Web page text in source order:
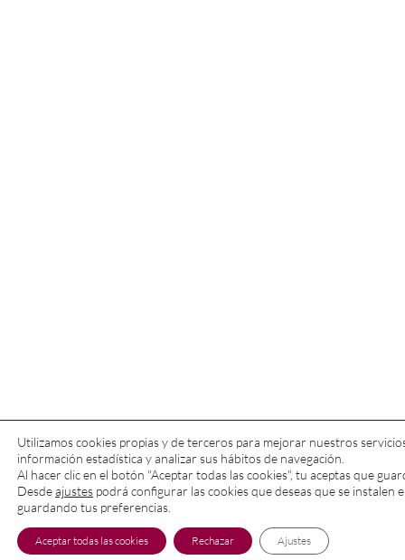
Utilizamos cookies propias y de terceros para mejorar nuestros
información estadística y analizar sus hábitos de navegación.
Al hacer clic en el botón "Aceptar todas las cookies", tu aceptas que
Desdeajustes podrá configurar las cookies que deseas que se instalen
guardando tus preferencias.
Aceptar todas las cookies Rechazar Ajustes